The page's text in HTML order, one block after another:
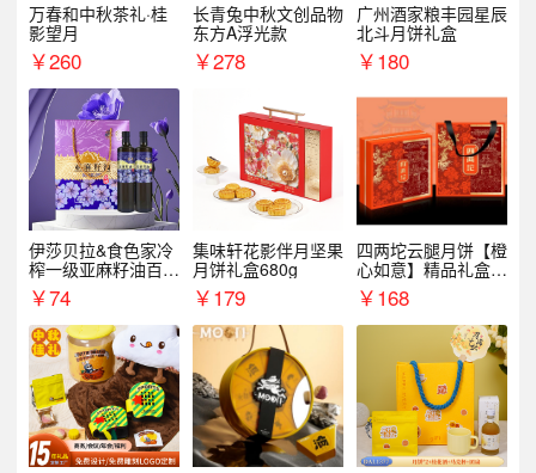
万春和中秋茶礼·桂
影望月
￥260
长青兔中秋文创品物
东方A浮光款
￥278
广州酒家粮丰园星辰
北斗月饼礼盒
￥180
伊莎贝拉&食色家冷
榨一级亚麻籽油百紫
千红500ml*2礼盒
￥74
集味轩花影伴月坚果
月饼礼盒680g
￥179
四两坨云腿月饼【橙
心如意】精品礼盒4
50g/盒
￥168